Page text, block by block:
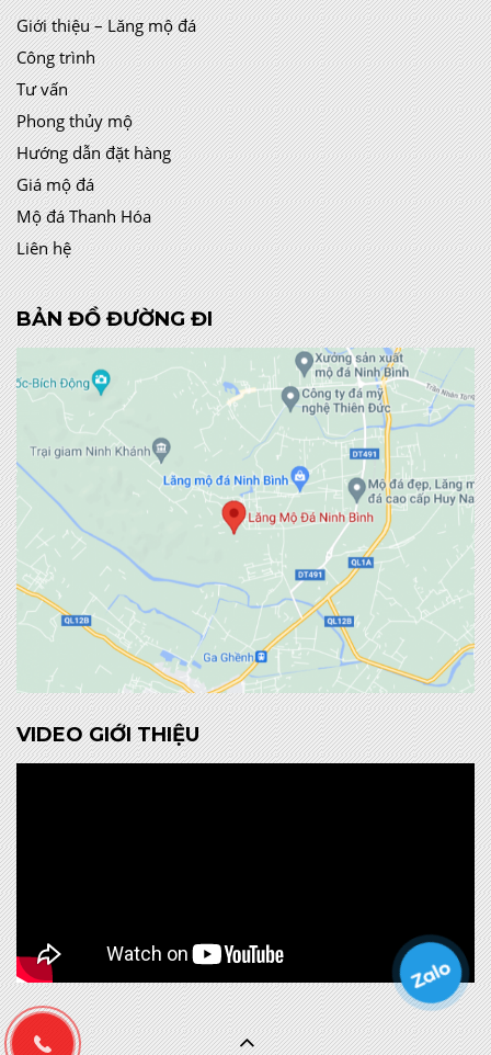
Giới thiệu – Lăng mộ đá
Công trình
Tư vấn
Phong thủy mộ
Hướng dẫn đặt hàng
Giá mộ đá
Mộ đá Thanh Hóa
Liên hệ
BẢN ĐỒ ĐƯỜNG ĐI
VIDEO GIỚI THIỆU